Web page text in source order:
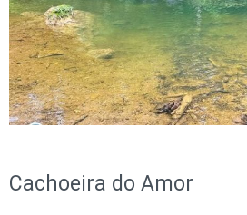
Cachoeira do Amor